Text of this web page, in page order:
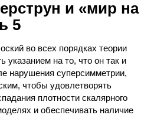
и «мир на
5
во всех порядках теории
указанием на то, что он так и
нарушения суперсимметрии,
чтобы удовлетворять
плотности скалярного
и обеспечивать наличие